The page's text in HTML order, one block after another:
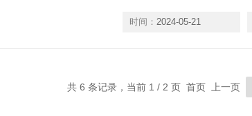
时间： 2024-05-21
共 6 条记录，当前 1 / 2 页 首页 上一页